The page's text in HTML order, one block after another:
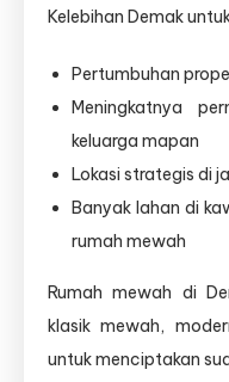
Kelebihan Demak
Pertumbuhan
Meningkatnya
keluarga mapan
Lokasi strategis di
Banyak lahan di
rumah mewah
Rumah mewah di
klasik mewah,
untuk menciptakan